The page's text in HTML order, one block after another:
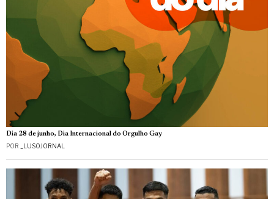
Dia 28 de junho, Dia Internacional do Orgulho Gay
POR _LUSOJORNAL